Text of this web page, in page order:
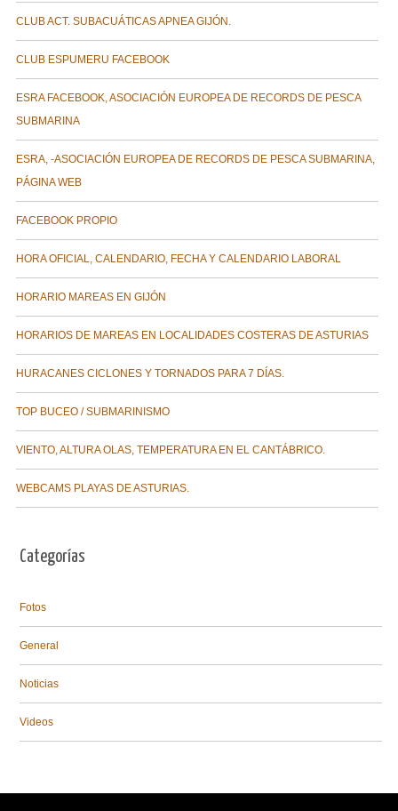
CLUB ACT. SUBACUÁTICAS APNEA GIJÓN.
CLUB ESPUMERU FACEBOOK
ESRA FACEBOOK, ASOCIACIÓN EUROPEA DE RECORDS DE PESCA
SUBMARINA
ESRA, -ASOCIACIÓN EUROPEA DE RECORDS DE PESCA SUBMARINA,
PÁGINA WEB
FACEBOOK PROPIO
HORA OFICIAL, CALENDARIO, FECHA Y CALENDARIO LABORAL
HORARIO MAREAS EN GIJÓN
HORARIOS DE MAREAS EN LOCALIDADES COSTERAS DE ASTURIAS
HURACANES CICLONES Y TORNADOS PARA 7 DÍAS.
TOP BUCEO / SUBMARINISMO
VIENTO, ALTURA OLAS, TEMPERATURA EN EL CANTÁBRICO.
WEBCAMS PLAYAS DE ASTURIAS.
Categorías
Fotos
General
Noticias
Videos